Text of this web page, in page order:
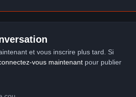
et vous inscrire plus tard. Si
vous maintenantpour publier